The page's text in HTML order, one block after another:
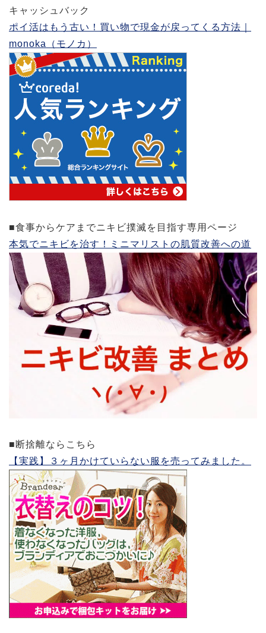
キャッシュバック
ポイ活はもう古い！買い物で現金が戻ってくる方法｜
monoka（モノカ）
■食事からケアまでニキビ撲滅を目指す専用ページ
本気でニキビを治す！ミニマリストの肌質改善への道
■断捨離ならこちら
【実践】３ヶ月かけていらない服を売ってみました。